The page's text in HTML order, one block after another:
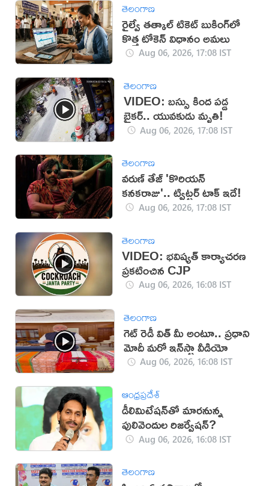
తెలంగాణ
రైల్వే తత్కాల్ టికెట్ బుకింగ్‌లో
కొత్త టోకెన్ విధానం అమలు
Aug 06, 2026, 17:08 IST
తెలంగాణ
VIDEO: బస్సు కింద పడ్డ
బైకర్.. యువకుడు మృతి!
Aug 06, 2026, 17:08 IST
తెలంగాణ
వరుణ్ తేజ్ 'కొరియన్
కనకరాజు'.. ట్విట్టర్ టాక్ ఇదే!
Aug 06, 2026, 17:08 IST
తెలంగాణ
VIDEO: భవిష్యత్ కార్యాచరణ
ప్రకటించిన CJP
Aug 06, 2026, 16:08 IST
తెలంగాణ
గెట్ రెడీ విత్ మీ అంటూ.. ప్రధాని
మోదీ మరో ఇన్‌స్టా వీడియో
Aug 06, 2026, 16:08 IST
ఆంధ్రప్రదేశ్
డీలిమిటేషన్‌తో మారనున్న
పులివెందుల రిజర్వేషన్?
Aug 06, 2026, 16:08 IST
తెలంగాణ